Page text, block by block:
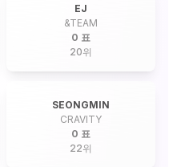
EJ
&TEAM
0 표
20위
SEONGMIN
CRAVITY
0 표
22위